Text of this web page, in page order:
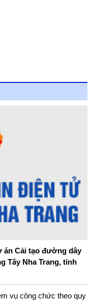
án Cải tạo đường dây
Tây Nha Trang, tỉnh
vụ công chức theo quy